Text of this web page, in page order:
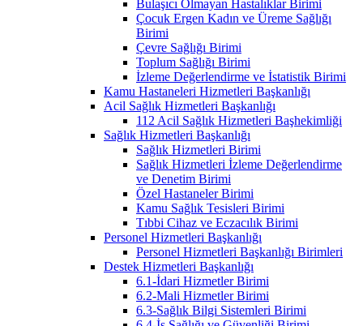
Bulaşıcı Olmayan Hastalıklar Birimi
Çocuk Ergen Kadın ve Üreme Sağlığı
Birimi
Çevre Sağlığı Birimi
Toplum Sağlığı Birimi
İzleme Değerlendirme ve İstatistik Birimi
Kamu Hastaneleri Hizmetleri Başkanlığı
Acil Sağlık Hizmetleri Başkanlığı
112 Acil Sağlık Hizmetleri Başhekimliği
Sağlık Hizmetleri Başkanlığı
Sağlık Hizmetleri Birimi
Sağlık Hizmetleri İzleme Değerlendirme
ve Denetim Birimi
Özel Hastaneler Birimi
Kamu Sağlık Tesisleri Birimi
Tıbbi Cihaz ve Eczacılık Birimi
Personel Hizmetleri Başkanlığı
Personel Hizmetleri Başkanlığı Birimleri
Destek Hizmetleri Başkanlığı
6.1-İdari Hizmetler Birimi
6.2-Mali Hizmetler Birimi
6.3-Sağlık Bilgi Sistemleri Birimi